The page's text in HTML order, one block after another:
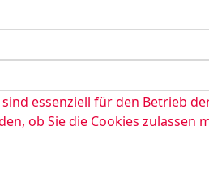
essenziell für den Betrieb
ob Sie die Cookies